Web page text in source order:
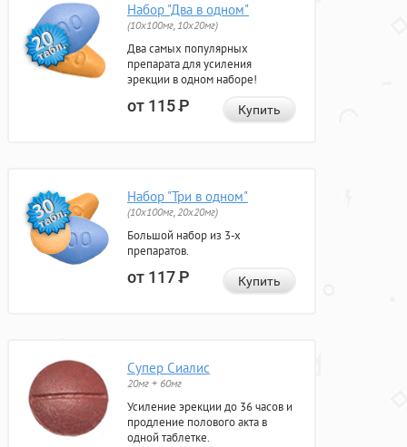
Набор "Два в одном"
(10x100мг, 10x20мг)
Два самых популярных
препарата для усиления
эрекции в одном наборе!
от 115Р Купить
Набор "Три в одном"
(10x100мг, 20x20мг)
Большой набор из 3-х
препаратов.
от 117Р Купить
Супер Сиалис
20мг + 60мг
Усиление эрекции до 36 часов и
продление полового акта в
одной таблетке.